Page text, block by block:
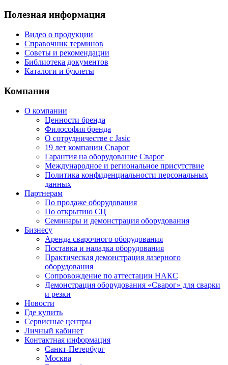
Полезная информация
Видео о продукции
Справочник терминов
Советы и рекомендации
Библиотека документов
Каталоги и буклеты
Компания
О компании
Ценности бренда
Философия бренда
О сотрудничестве с Jasic
19 лет компании Сварог
Гарантия на оборудование Сварог
Международное и региональное присутствие
Политика конфиденциальности персональных
данных
Партнерам
По продаже оборудования
По открытию СЦ
Семинары и демонстрация оборудования
Бизнесу
Аренда сварочного оборудования
Поставка и наладка оборудования
Практическая демонстрация лазерного
оборудования
Сопровождение по аттестации НАКС
Демонстрация оборудования «Сварог» для сварки
и резки
Новости
Где купить
Сервисные центры
Личный кабинет
Контактная информация
Санкт-Петербург
Москва